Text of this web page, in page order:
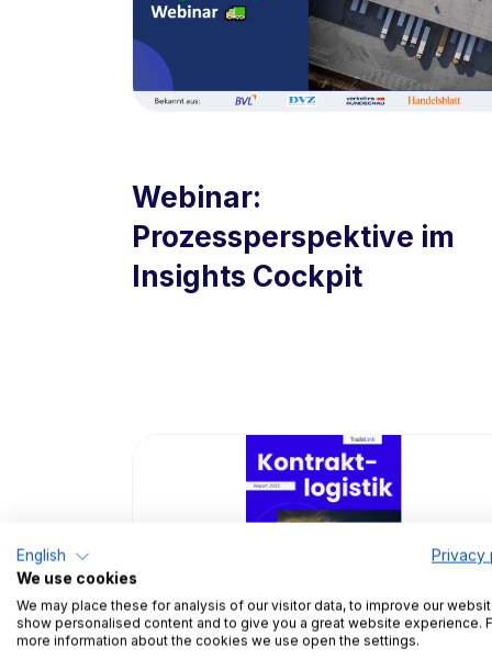
Webinar:
Prozessperspektive im
Insights Cockpit
English
Privacy
We use cookies
We may place these for analysis of our visitor data, to improve our
show personalised content and to give you a great website experience.
more information about the cookies we use open the settings.